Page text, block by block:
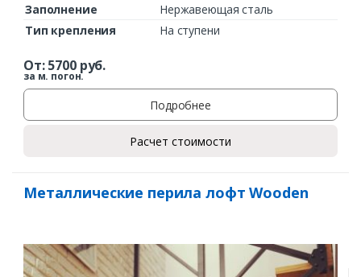
Заполнение
Нержавеющая сталь
Тип крепления
На ступени
От:5700руб.
за м. погон.
Подробнее
Расчет стоимости
Металлические перила лофт Wooden